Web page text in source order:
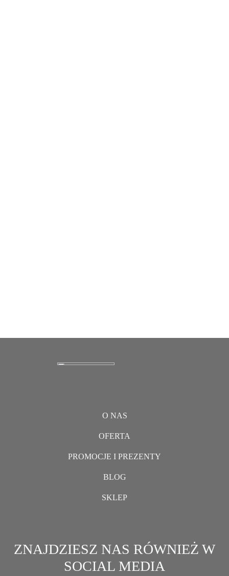
O NAS
OFERTA
PROMOCJE I PREZENTY
BLOG
SKLEP
ZNAJDZIESZ NAS RÓWNIEŻ W
SOCIAL MEDIA